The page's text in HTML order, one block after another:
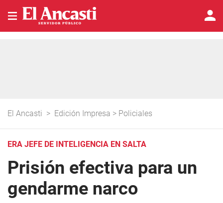
El Ancasti > Edición Impresa > Policiales
ERA JEFE DE INTELIGENCIA EN SALTA
Prisión efectiva para un
gendarme narco